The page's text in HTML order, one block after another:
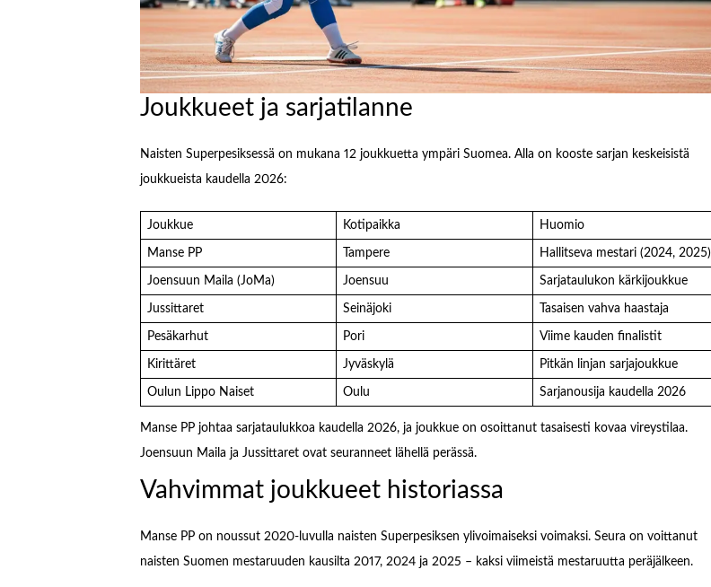
Joukkueet ja sarjatilanne
Naisten Superpesiksessä on mukana 12 joukkuetta ympäri Suomea. Alla on kooste sarjan keskeisistä
joukkueista kaudella 2026:
Joukkue Kotipaikka Huomio
Manse PP Tampere Hallitseva mestari (2024, 2025)
Joensuun Maila (JoMa) Joensuu Sarjataulukon kärkijoukkue
Jussittaret Seinäjoki Tasaisen vahva haastaja
Pesäkarhut Pori Viime kauden finalistit
Kirittäret Jyväskylä Pitkän linjan sarjajoukkue
Oulun Lippo Naiset Oulu Sarjanousija kaudella 2026
Manse PP johtaa sarjataulukkoa kaudella 2026, ja joukkue on osoittanut tasaisesti kovaa vireystilaa.
Joensuun Maila ja Jussittaret ovat seuranneet lähellä perässä.
Vahvimmat joukkueet historiassa
Manse PP on noussut 2020-luvulla naisten Superpesiksen ylivoimaiseksi voimaksi. Seura on voittanut
naisten Suomen mestaruuden kausilta 2017, 2024 ja 2025 – kaksi viimeistä mestaruutta peräjälkeen.